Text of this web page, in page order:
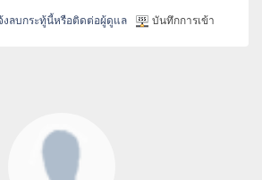
งลบกระทู้นี้หรือติดต่อผู้ดูแล บันทึกการเข้า